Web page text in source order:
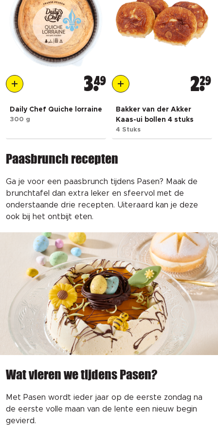
349
Daily Chef Quiche lorraine
300 g
229
Bakker van der Akker
Kaas-ui bollen 4 stuks
4 Stuks
Paasbrunch recepten
Ga je voor een paasbrunch tijdens Pasen? Maak de
brunchtafel dan extra leker en sfeervol met de
onderstaande drie recepten. Uiteraard kan je deze
ook bij het ontbijt eten.
Wat vieren we tijdens Pasen?
Met Pasen wordt ieder jaar op de eerste zondag na
de eerste volle maan van de lente een nieuw begin
gevierd.